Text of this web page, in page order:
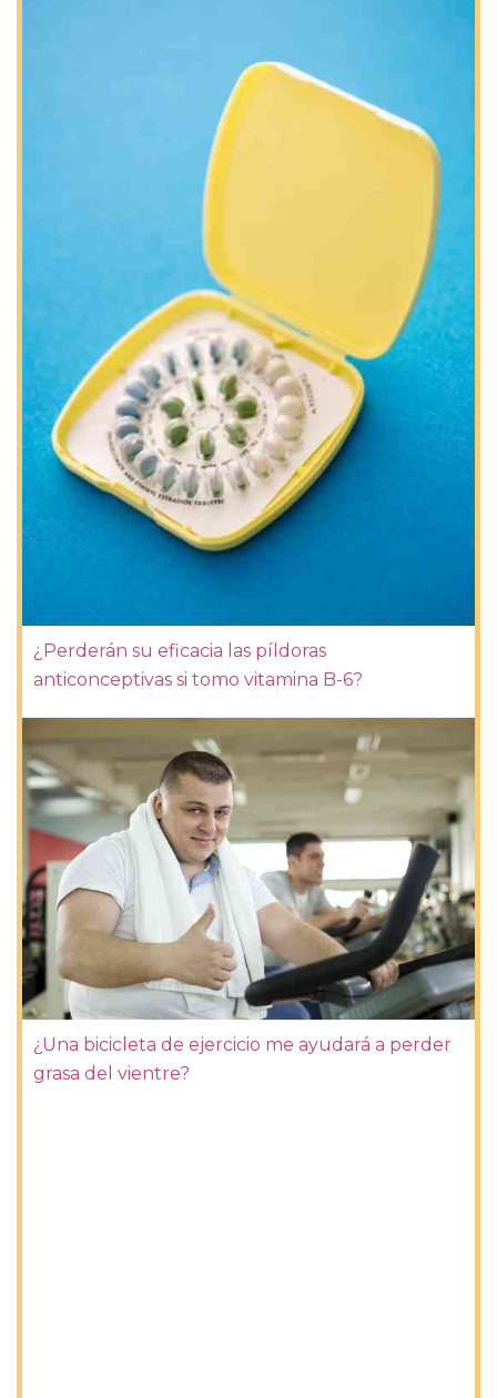
¿Perderán su eficacia las píldoras
anticonceptivas si tomo vitamina B-6?
¿Una bicicleta de ejercicio me ayudará a perder
grasa del vientre?